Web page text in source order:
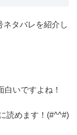
タバレを紹介し
いですよね！
読めます！(#^^#)